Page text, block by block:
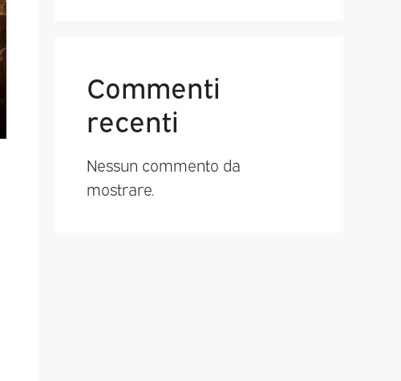
Commenti
recenti
Nessun commento da
mostrare.